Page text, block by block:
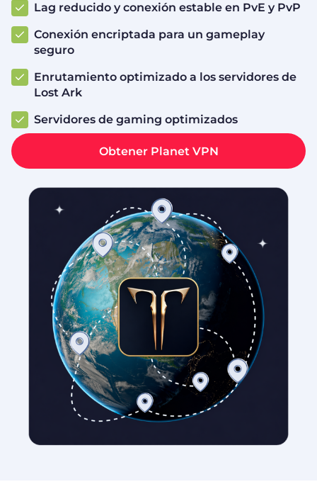
Lag reducido y conexión estable en PvE y PvP
Conexión encriptada para un gameplay
seguro
Enrutamiento optimizado a los servidores de
Lost Ark
Servidores de gaming optimizados
Obtener Planet VPN